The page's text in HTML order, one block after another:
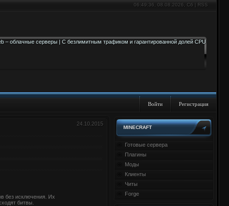
06:49:36 , 08.08.2026, Сб | RSS
Войти Регистрация
MINECRAFT
Готовые сервера
Плагины
Моды
Клиенты
Читы
Forge
24.10.2015
без исключения. Их
битвы.